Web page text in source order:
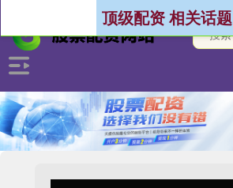
顶级配资 相关话题